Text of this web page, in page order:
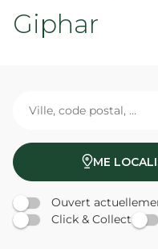
Giphar
ME
Ouvert
Click & Collect